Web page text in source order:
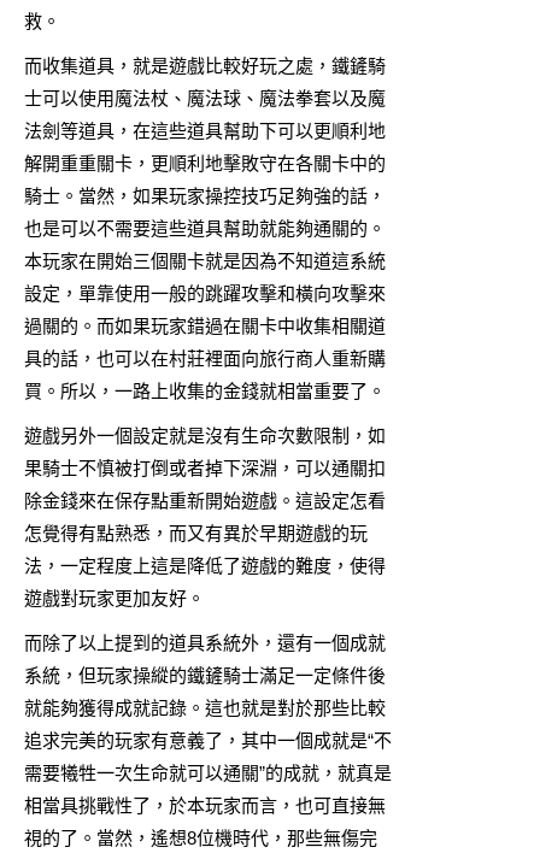
救。
而收集道具，就是遊戲比較好玩之處，鐵鏟騎
士可以使用魔法杖、魔法球、魔法拳套以及魔
法劍等道具，在這些道具幫助下可以更順利地
解開重重關卡，更順利地擊敗守在各關卡中的
騎士。當然，如果玩家操控技巧足夠強的話，
也是可以不需要這些道具幫助就能夠通關的。
本玩家在開始三個關卡就是因為不知道這系統
設定，單靠使用一般的跳躍攻擊和橫向攻擊來
過關的。而如果玩家錯過在關卡中收集相關道
具的話，也可以在村莊裡面向旅行商人重新購
買。所以，一路上收集的金錢就相當重要了。
遊戲另外一個設定就是沒有生命次數限制，如
果騎士不慎被打倒或者掉下深淵，可以通關扣
除金錢來在保存點重新開始遊戲。這設定怎看
怎覺得有點熟悉，而又有異於早期遊戲的玩
法，一定程度上這是降低了遊戲的難度，使得
遊戲對玩家更加友好。
而除了以上提到的道具系統外，還有一個成就
系統，但玩家操縱的鐵鏟騎士滿足一定條件後
就能夠獲得成就記錄。這也就是對於那些比較
追求完美的玩家有意義了，其中一個成就是“不
需要犧牲一次生命就可以通關”的成就，就真是
相當具挑戰性了，於本玩家而言，也可直接無
視的了。當然，遙想8位機時代，那些無傷完